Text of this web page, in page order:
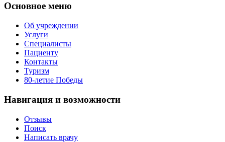
Основное меню
Об учреждении
Услуги
Специалисты
Пациенту
Контакты
Туризм
80-летие Победы
Навигация и возможности
Отзывы
Поиск
Написать врачу